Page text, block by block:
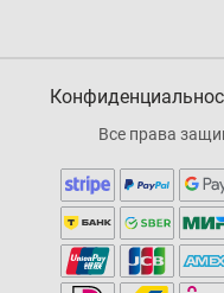
Все права